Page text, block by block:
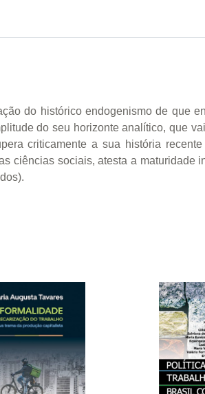
do histórico endogenismo de que
do seu horizonte analítico, que
criticamente a sua história
ciências sociais, atesta a maturidade